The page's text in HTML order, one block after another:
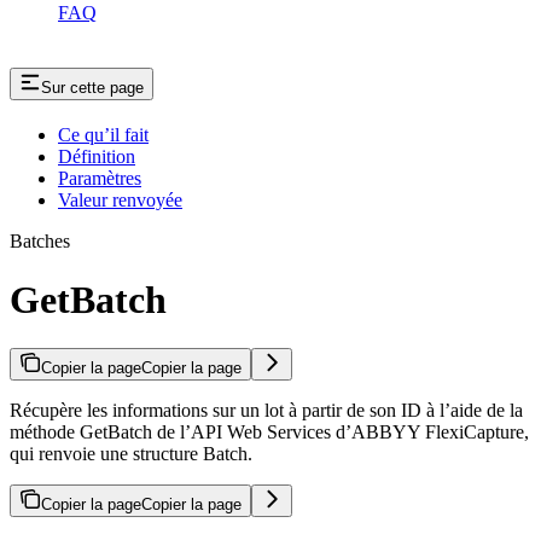
FAQ
Sur cette page
Ce qu’il fait
Définition
Paramètres
Valeur renvoyée
Batches
GetBatch
Copier la pageCopier la page
Récupère les informations sur un lot à partir de son ID à l’aide de la
méthode GetBatch de l’API Web Services d’ABBYY FlexiCapture,
qui renvoie une structure Batch.
Copier la pageCopier la page